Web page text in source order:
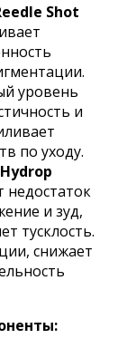
Shot
уровень
и
по уходу.
недостаток
и зуд,
тусклость.
снижает